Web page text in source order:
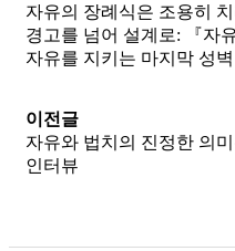
자유의 장례식은 조용히
경고를 넘어 설계로: 『자
자유를 지키는 마지막 성
이전글
자유와 법치의 진정한 의
인터뷰